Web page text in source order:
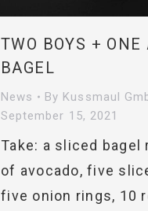
TWO BOYS + ONE
BAGEL
News By Kussmaul
September 15, 2021
Take: a sliced
of avocado, five
five onion rings, 10